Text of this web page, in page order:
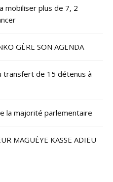
mobiliser plus de 7, 2
GÈRE SON AGENDA
transfert de 15 détenus à
la majorité parlementaire
MAGUÈYE KASSE ADIEU